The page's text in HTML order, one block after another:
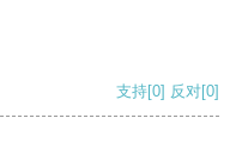
支持[0] 反对[0]